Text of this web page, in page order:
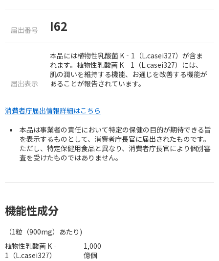
届出番号 I62
届出表示
本品には植物性乳酸菌 K‐1（L.casei327）が含ま
れます。植物性乳酸菌 K‐1（L.casei327）には、
肌の潤いを維持する機能、お通じを改善する機能が
あることが報告されています。
消費者庁届出情報詳細はこちら
本品は事業者の責任において特定の保健の目的が期待できる旨
を表示するものとして、消費者庁長官に届出されたものです。
ただし、特定保健用食品と異なり、消費者庁長官により個別審
査を受けたものではありません。
機能性成分
（1粒（900mg）あたり)
植物性乳酸菌 K‐
1（L.casei327）
1,000
億個